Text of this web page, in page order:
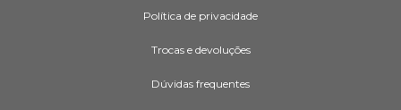
Política de privacidade
Trocas e devoluções
Dúvidas frequentes